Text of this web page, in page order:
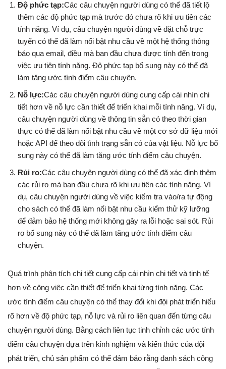
Độ phức tạp:Các câu chuyện người dùng có thể đã tiết lộ
thêm các độ phức tạp mà trước đó chưa rõ khi ưu tiên các
tính năng. Ví dụ, câu chuyện người dùng về đặt chỗ trực
tuyến có thể đã làm nổi bật nhu cầu về một hệ thống thông
báo qua email, điều mà ban đầu chưa được tính đến trong
việc ưu tiên tính năng. Độ phức tạp bổ sung này có thể đã
làm tăng ước tính điểm câu chuyện.
Nỗ lực:Các câu chuyện người dùng cung cấp cái nhìn chi
tiết hơn về nỗ lực cần thiết để triển khai mỗi tính năng. Ví dụ,
câu chuyện người dùng về thông tin sẵn có theo thời gian
thực có thể đã làm nổi bật nhu cầu về một cơ sở dữ liệu mới
hoặc API để theo dõi tình trạng sẵn có của vật liệu. Nỗ lực bổ
sung này có thể đã làm tăng ước tính điểm câu chuyện.
Rủi ro:Các câu chuyện người dùng có thể đã xác định thêm
các rủi ro mà ban đầu chưa rõ khi ưu tiên các tính năng. Ví
dụ, câu chuyện người dùng về việc kiểm tra vào/ra tự động
cho sách có thể đã làm nổi bật nhu cầu kiểm thử kỹ lưỡng
để đảm bảo hệ thống mới không gây ra lỗi hoặc sai sót. Rủi
ro bổ sung này có thể đã làm tăng ước tính điểm câu
chuyện.
Quá trình phân tích chi tiết cung cấp cái nhìn chi tiết và tinh tế
hơn về công việc cần thiết để triển khai từng tính năng. Các
ước tính điểm câu chuyện có thể thay đổi khi đội phát triển hiểu
rõ hơn về độ phức tạp, nỗ lực và rủi ro liên quan đến từng câu
chuyện người dùng. Bằng cách liên tục tinh chỉnh các ước tính
điểm câu chuyện dựa trên kinh nghiệm và kiến thức của đội
phát triển, chủ sản phẩm có thể đảm bảo rằng danh sách công